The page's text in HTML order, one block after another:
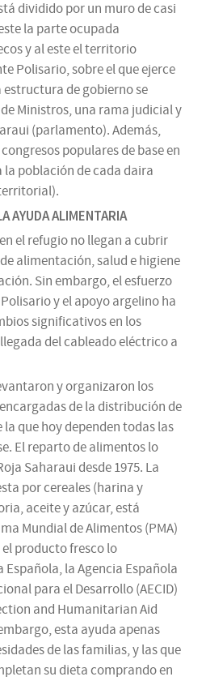
dividido por un muro de casi
la parte ocupada
y al este el territorio
Polisario, sobre el que ejerce
estructura de gobierno se
Ministros, una rama judicial y
(parlamento). Además,
populares de base en
población de cada daira
AYUDA ALIMENTARIA
el refugio no llegan a cubrir
alimentación, salud e higiene
Sin embargo, el esfuerzo
y el apoyo argelino ha
significativos en los
del cableado eléctrico a
y organizaron los
de la distribución de
que hoy dependen todas las
El reparto de alimentos lo
Saharaui desde 1975. La
por cereales (harina y
aceite y azúcar, está
Mundial de Alimentos (PMA)
producto fresco lo
la Agencia Española
para el Desarrollo (AECID)
and Humanitarian Aid
esta ayuda apenas
de las familias, y las que
su dieta comprando en